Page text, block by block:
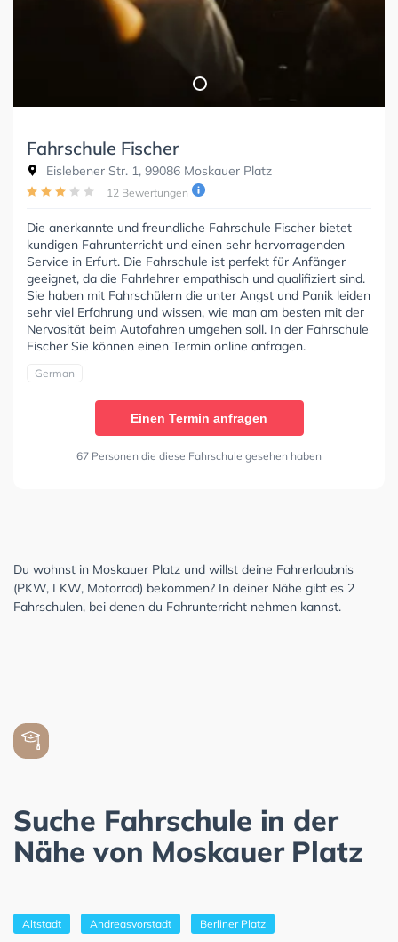
Fahrschule Fischer
Eislebener Str. 1, 99086 Moskauer Platz
12 Bewertungen
Die anerkannte und freundliche Fahrschule Fischer bietet
kundigen Fahrunterricht und einen sehr hervorragenden
Service in Erfurt. Die Fahrschule ist perfekt für Anfänger
geeignet, da die Fahrlehrer empathisch und qualifiziert sind.
Sie haben mit Fahrschülern die unter Angst und Panik leiden
sehr viel Erfahrung und wissen, wie man am besten mit der
Nervosität beim Autofahren umgehen soll. In der Fahrschule
Fischer Sie können einen Termin online anfragen.
German
Einen Termin anfragen
67 Personen die diese Fahrschule gesehen haben
Du wohnst in Moskauer Platz und willst deine Fahrerlaubnis
(PKW, LKW, Motorrad) bekommen? In deiner Nähe gibt es 2
Fahrschulen, bei denen du Fahrunterricht nehmen kannst.
Suche Fahrschule in der
Nähe von Moskauer Platz
Altstadt Andreasvorstadt Berliner Platz